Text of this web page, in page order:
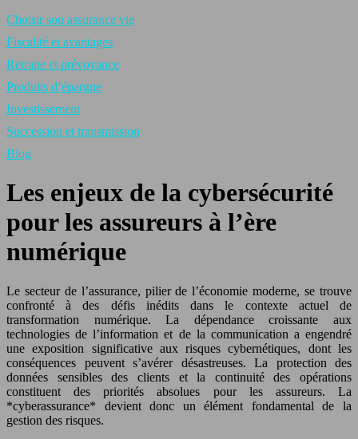
Choisir son assurance vie
Fiscalité et avantages
Retraite et prévoyance
Produits d’épargne
Investissement
Succession et transmission
Blog
Les enjeux de la cybersécurité
pour les assureurs à l’ère
numérique
Le secteur de l’assurance, pilier de l’économie moderne, se trouve
confronté à des défis inédits dans le contexte actuel de
transformation numérique. La dépendance croissante aux
technologies de l’information et de la communication a engendré
une exposition significative aux risques cybernétiques, dont les
conséquences peuvent s’avérer désastreuses. La protection des
données sensibles des clients et la continuité des opérations
constituent des priorités absolues pour les assureurs. La
*cyberassurance* devient donc un élément fondamental de la
gestion des risques.